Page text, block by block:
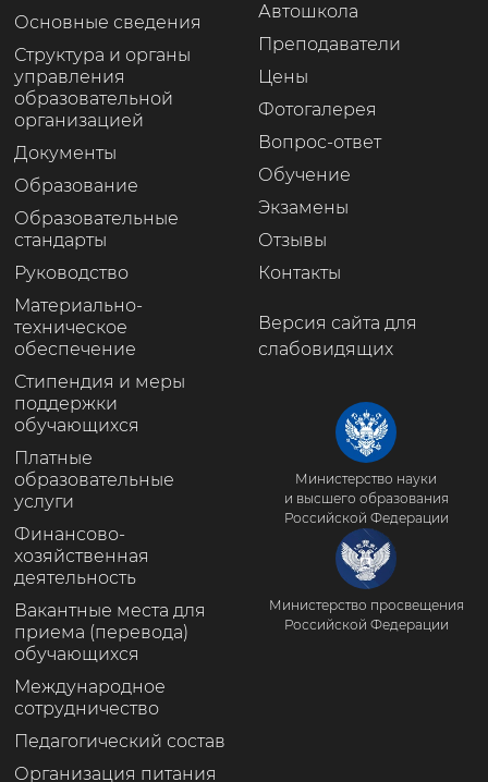
Основные сведения
Структура и органы
управления
образовательной
организацией
Документы
Образование
Образовательные
стандарты
Руководство
Материально-
техническое
обеспечение
Стипендия и меры
поддержки
обучающихся
Платные
образовательные
услуги
Финансово-
хозяйственная
деятельность
Вакантные места для
приема (перевода)
обучающихся
Международное
сотрудничество
Педагогический состав
Организация питания
Автошкола
Преподаватели
Цены
Фотогалерея
Вопрос-ответ
Обучение
Экзамены
Отзывы
Контакты
Версия сайта для
слабовидящих
Министерство науки
и высшего образования
Российской Федерации
Министерство просвещения
Российской Федерации